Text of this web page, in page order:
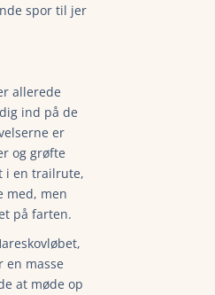
spor til jer
allerede
ind på de
er
og grøfte
i en trailrute,
med, men
på farten.
en masse
at møde op